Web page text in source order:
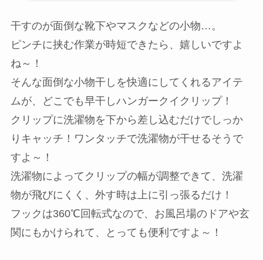
干すのが面倒な靴下やマスクなどの小物…。
ピンチに挟む作業が時短できたら、嬉しいですよ
ね～！
そんな面倒な小物干しを快適にしてくれるアイテ
ムが、どこでも早干しハンガークイクリップ！
クリップに洗濯物を下から差し込むだけでしっか
りキャッチ！ワンタッチで洗濯物が干せるそうで
すよ～！
洗濯物によってクリップの幅が調整できて、洗濯
物が飛びにくく、外す時は上に引っ張るだけ！
フックは360℃回転式なので、お風呂場のドアや玄
関にもかけられて、とっても便利ですよ～！